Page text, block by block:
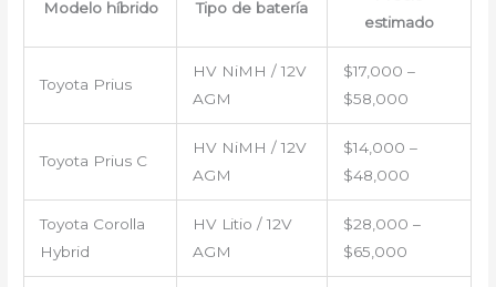
Modelo híbrido Tipo de batería
estimado
Toyota Prius
HV NiMH / 12V
AGM
$17,000 –
$58,000
Toyota Prius C
HV NiMH / 12V
AGM
$14,000 –
$48,000
Toyota Corolla
Hybrid
HV Litio / 12V
AGM
$28,000 –
$65,000